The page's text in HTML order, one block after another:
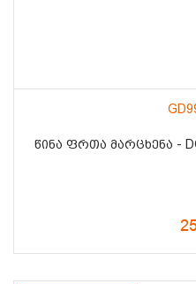
ᲬᲘᲜᲐ ᲤᲠᲗᲐ ᲛᲐᲠᲪᲮᲔᲜᲐ -